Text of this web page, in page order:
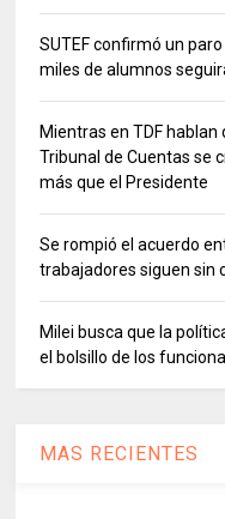
SUTEF confirmó un
miles de alumnos
Mientras en TDF
Tribunal de Cuentas se
más que el Presidente
Se rompió el acuerdo
trabajadores siguen sin
Milei busca que la
el bolsillo de los
MAS RECIENTES